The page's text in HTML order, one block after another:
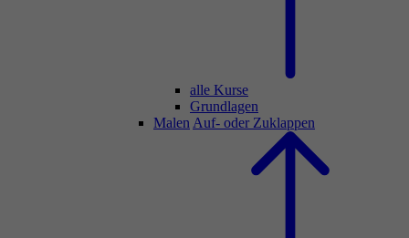
alle Kurse
Grundlagen
Malen Auf- oder Zuklappen